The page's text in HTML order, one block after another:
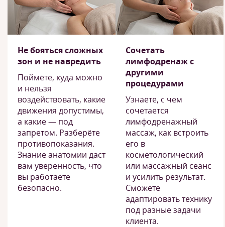
Не бояться сложных
зон и не навредить
Поймёте, куда можно
и нельзя
воздействовать, какие
движения допустимы,
а какие — под
запретом. Разберёте
противопоказания.
Знание анатомии даст
вам уверенность, что
вы работаете
безопасно.
Сочетать
лимфодренаж с
другими
процедурами
Узнаете, с чем
сочетается
лимфодренажный
массаж, как встроить
его в
косметологический
или массажный сеанс
и усилить результат.
Сможете
адаптировать технику
под разные задачи
клиента.